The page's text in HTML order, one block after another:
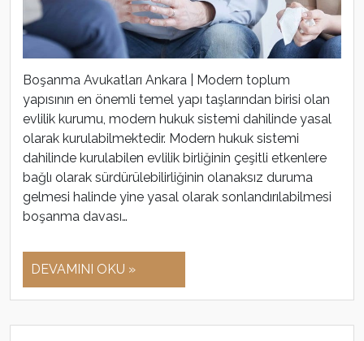
Boşanma Avukatları Ankara | Modern toplum
yapısının en önemli temel yapı taşlarından birisi olan
evlilik kurumu, modern hukuk sistemi dahilinde yasal
olarak kurulabilmektedir. Modern hukuk sistemi
dahilinde kurulabilen evlilik birliğinin çeşitli etkenlere
bağlı olarak sürdürülebilirliğinin olanaksız duruma
gelmesi halinde yine yasal olarak sonlandırılabilmesi
boşanma davası…
DEVAMINI OKU »